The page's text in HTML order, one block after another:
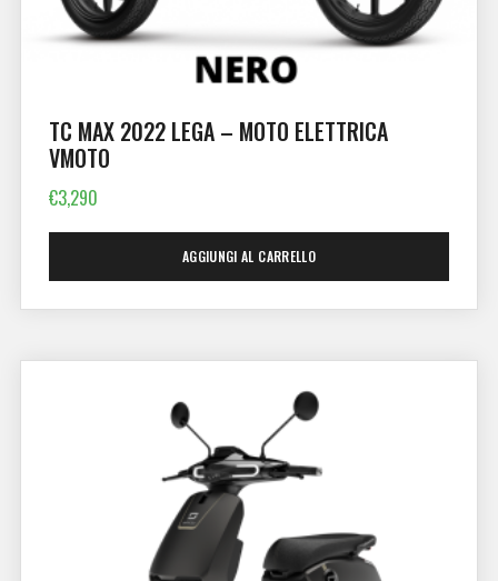
TC MAX 2022 LEGA – MOTO ELETTRICA
VMOTO
€3,290
AGGIUNGI AL CARRELLO